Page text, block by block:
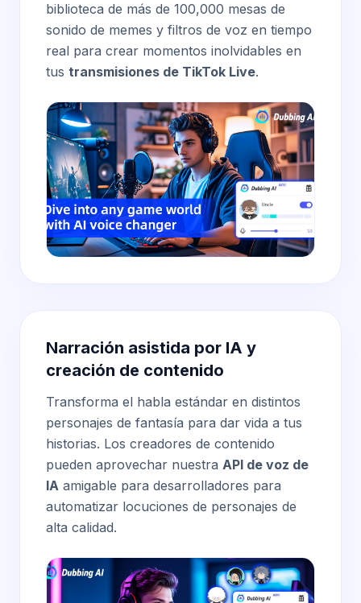
biblioteca de más de 100,000 mesas de
sonido de memes y filtros de voz en tiempo
real para crear momentos inolvidables en
tus transmisiones de TikTok Live.
Narración asistida por IA y
creación de contenido
Transforma el habla estándar en distintos
personajes de fantasía para dar vida a tus
historias. Los creadores de contenido
pueden aprovechar nuestra API de voz de
IA amigable para desarrolladores para
automatizar locuciones de personajes de
alta calidad.